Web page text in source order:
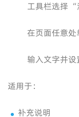
工具栏选择 “
在页面任意
输入文字并设
适用于：
补充说明